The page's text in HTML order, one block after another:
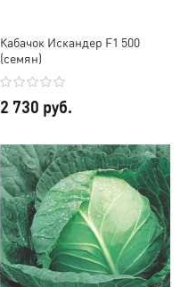
Кабачок Искандер F1 500
(семян)
2 730 руб.